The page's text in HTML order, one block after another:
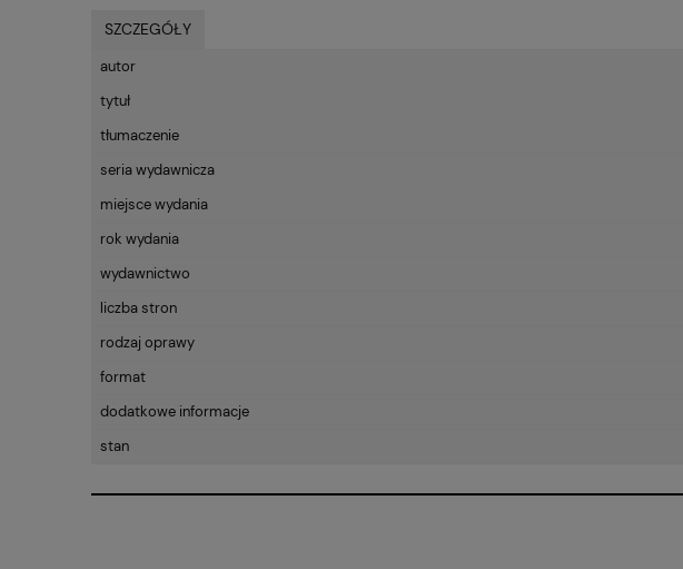
SZCZEGÓŁY
autor
tytuł
tłumaczenie
seria wydawnicza
miejsce wydania
rok wydania
wydawnictwo
liczba stron
rodzaj oprawy
format
dodatkowe informacje
stan